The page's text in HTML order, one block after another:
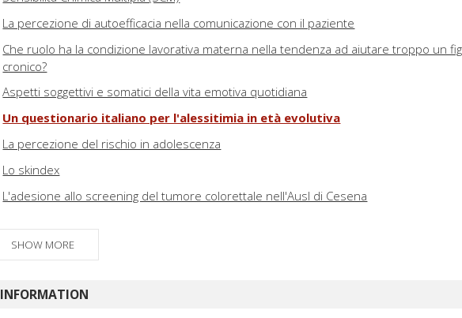
La percezione di autoefficacia nella comunicazione con il paziente
Che ruolo ha la condizione lavorativa materna nella tendenza ad aiutare troppo un
cronico?
Aspetti soggettivi e somatici della vita emotiva quotidiana
Un questionario italiano per l'alessitimia in età evolutiva
La percezione del rischio in adolescenza
Lo skindex
L'adesione allo screening del tumore colorettale nell'Ausl di Cesena
SHOW MORE
INFORMATION